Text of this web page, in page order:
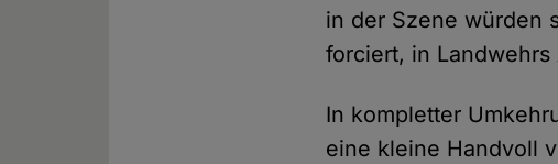
in der Szene würden
forciert, in
In kompletter
eine kleine Handvoll